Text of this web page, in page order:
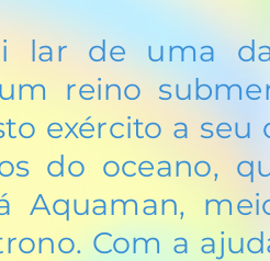
de uma
reino
exército a seu
do oceano,
Aquaman,
Com a